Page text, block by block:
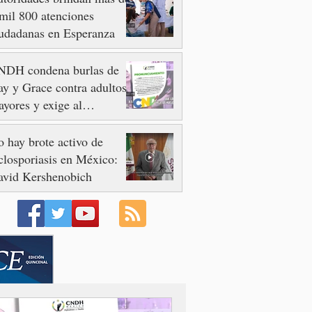
800 atenciones
en Esperanza
condena burlas de
y Grace contra adultos
y exige al
frenar discursos
hay brote activo de
en México:
Kershenobich